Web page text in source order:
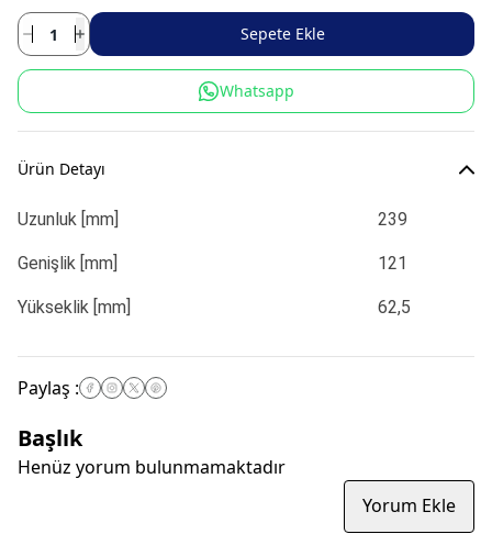
Sepete Ekle
Whatsapp
Ürün Detayı
Uzunluk [mm] 239
Genişlik [mm] 121
Yükseklik [mm] 62,5
Paylaş :
Başlık
Henüz yorum bulunmamaktadır
Yorum Ekle